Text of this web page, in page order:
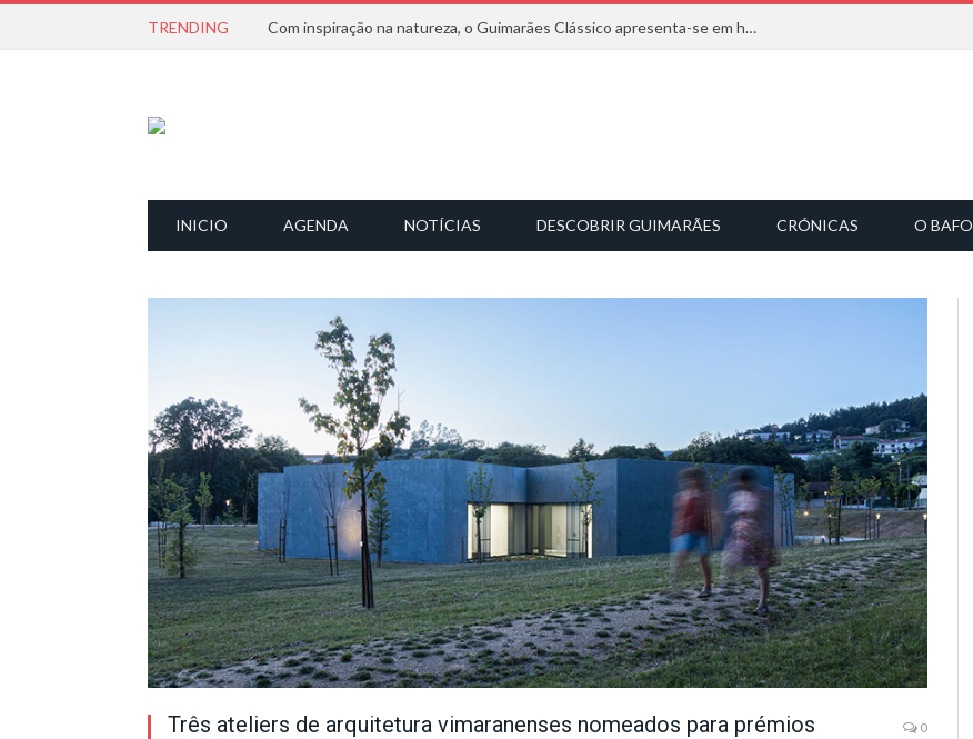
TRENDING Com inspiração na natureza, o Guimarães Clássico apresenta-se em harmonia musical
INICIO AGENDA NOTÍCIAS DESCOBRIR GUIMARÃES CRÓNICAS O BAFO
Três ateliers de arquitetura vimaranenses nomeados para prémios
0